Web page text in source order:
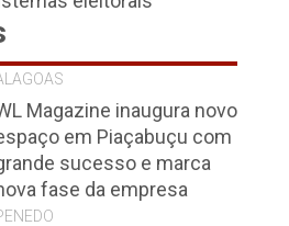
Magazine inaugura novo
em Piaçabuçu com
sucesso e marca
fase da empresa